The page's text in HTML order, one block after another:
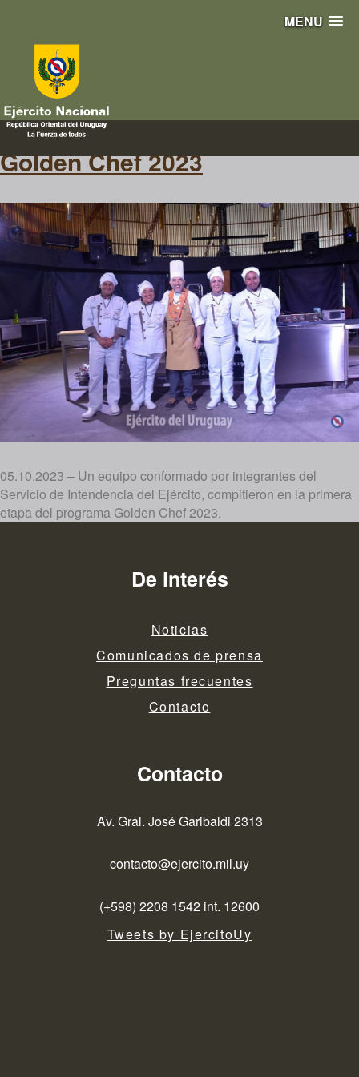
MENU
chef
Golden Chef 2023
05.10.2023 – Un equipo conformado por integrantes del
Servicio de Intendencia del Ejército, compitieron en la primera
etapa del programa Golden Chef 2023.
De interés
Noticias
Comunicados de prensa
Preguntas frecuentes
Contacto
Contacto
Av. Gral. José Garibaldi 2313
contacto@ejercito.mil.uy
(+598) 2208 1542 int. 12600
Tweets by EjercitoUy